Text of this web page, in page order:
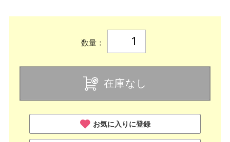
数量：
在庫なし
お気に入りに登録